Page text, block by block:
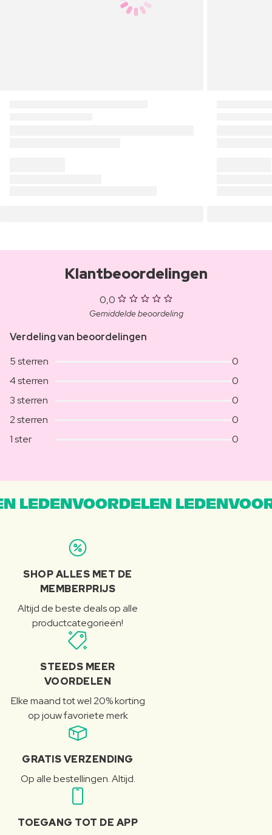
Klantbeoordelingen
0,0
Gemiddelde beoordeling
Verdeling van beoordelingen
5 sterren
0
4 sterren
0
3 sterren
0
2 sterren
0
1 ster
0
LEDENVOORDELEN
SHOP ALLES MET DE
MEMBERPRIJS
Altijd de beste deals op alle
productcategorieën!
STEEDS MEER
VOORDELEN
Elke maand tot wel 20% korting
op jouw favoriete merk
GRATIS VERZENDING
Op alle bestellingen. Altijd.
TOEGANG TOT DE APP